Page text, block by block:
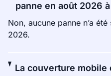
panne en août 2026
Non, aucune panne n’a
2026.
La couverture